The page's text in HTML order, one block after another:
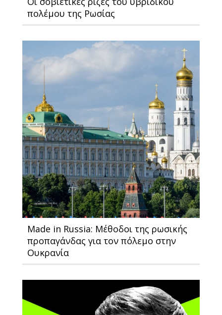
πολέμου της Ρωσίας
Made in Russia: Μέθοδοι της ρωσικής
προπαγάνδας για τον πόλεμο στην
Ουκρανία